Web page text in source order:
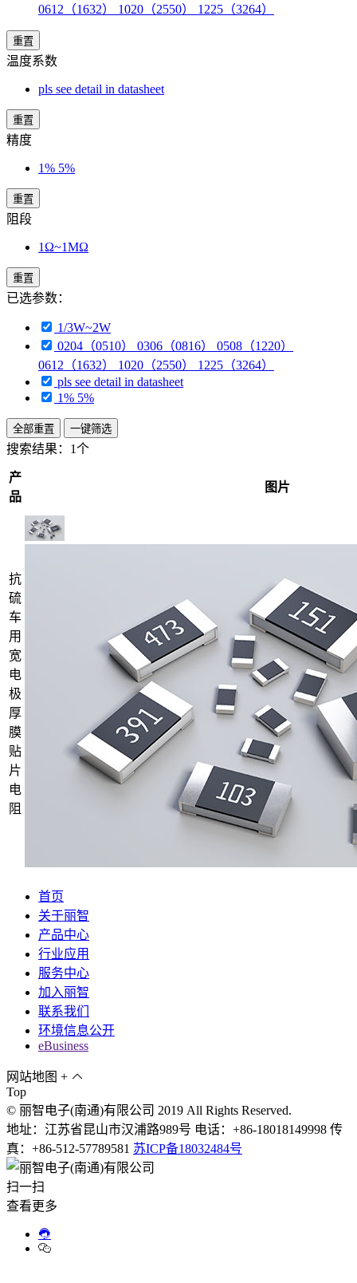
0612（1632） 1020（2550） 1225（3264）
重置
温度系数
pls see detail in datasheet
重置
精度
1% 5%
重置
阻段
1Ω~1MΩ
重置
已选参数：
1/3W~2W
0204（0510） 0306（0816） 0508（1220）
0612（1632） 1020（2550） 1225（3264）
pls see detail in datasheet
1% 5%
全部重置 一键筛选
搜索结果： 1个
产
品
图片
抗
硫
车
用
宽
电
极
厚
膜
贴
片
电
阻
首页
关于丽智
产品中心
行业应用
服务中心
加入丽智
联系我们
环境信息公开
eBusiness
网站地图 +
Top
© 丽智电子(南通)有限公司 2019 All Rights Reserved.
地址：江苏省昆山市汉浦路989号 电话：+86-18018149998 传
真：+86-512-57789581 苏ICP备18032484号
扫一扫
查看更多